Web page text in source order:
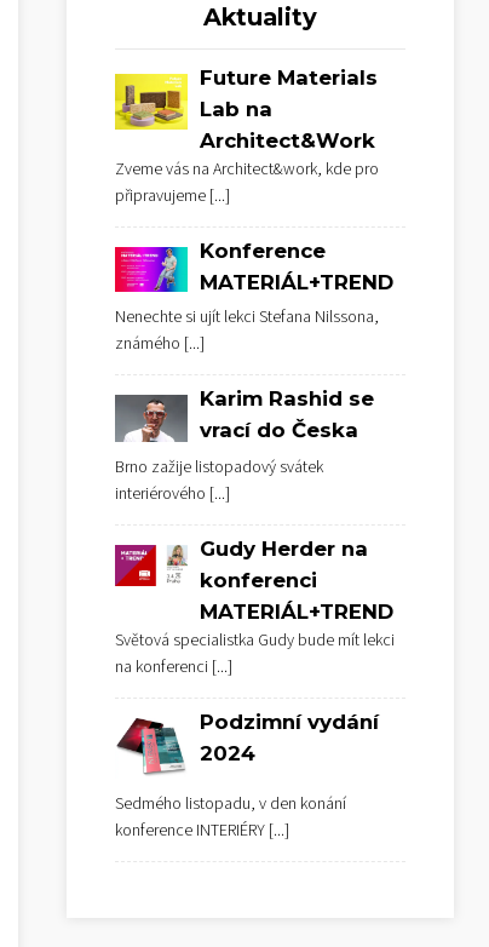
Aktuality
Future Materials
Lab na
Architect&Work
Zveme vás na Architect&work, kde pro
připravujeme [...]
Konference
MATERIÁL+TREND
Nenechte si ujít lekci Stefana Nilssona,
známého [...]
Karim Rashid se
vrací do Česka
Brno zažije listopadový svátek
interiérového [...]
Gudy Herder na
konferenci
MATERIÁL+TREND
Světová specialistka Gudy bude mít lekci
na konferenci [...]
Podzimní vydání
2024
Sedmého listopadu, v den konání
konference INTERIÉRY [...]